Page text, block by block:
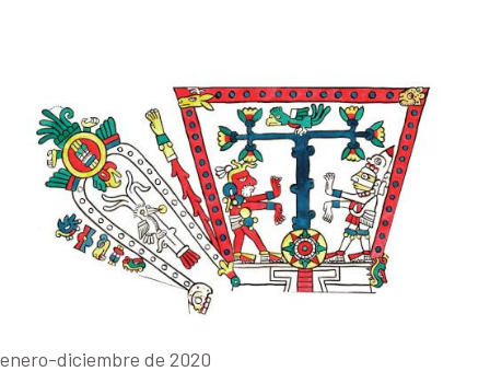
enero-diciembre de 2020